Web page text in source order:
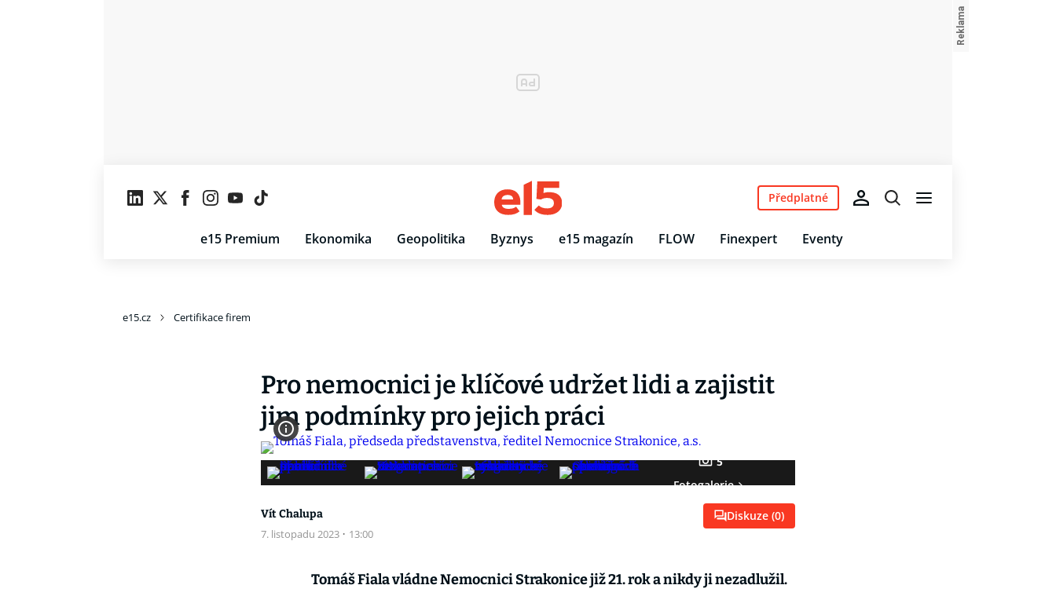
e15 Premium Ekonomika Geopolitika Byznys e15 magazín FLOW Finexpert Eventy
Předplatné
e15.cz Certifikace firem
Pro nemocnici je klíčové udržet lidi a zajistit
jim podmínky pro jejich práci
5
Fotogalerie
Vít Chalupa
7. listopadu 2023 · 13:00
Diskuze (0)
Tomáš Fiala vládne Nemocnici Strakonice již 21. rok a nikdy ji nezadlužil.